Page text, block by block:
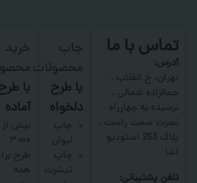
تماس با ما
آدرس:
تهران، خ انقلاب ،
جمالزاده شمالی ،
نرسیده به چهارراه
نصرت سمت راست ،
پلاک 263 استودیو
اشا
تلفن پشتیبانی:
چاپ
محصولات
با طرح
دلخواه
چاپ
لیوان
چاپ
تیشرت
خرید
با
آماده
بیش از
۳۰۰۰
طرح
همه